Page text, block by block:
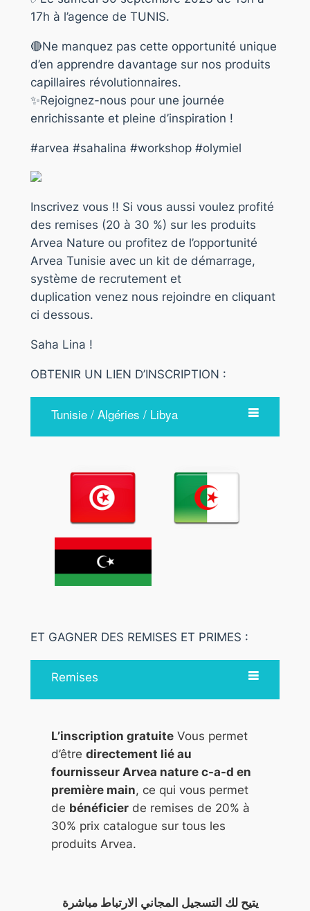
17h à l’agence de TUNIS.
🔴Ne manquez pas cette opportunité unique
d’en apprendre davantage sur nos produits
capillaires révolutionnaires.
✨Rejoignez-nous pour une journée
enrichissante et pleine d’inspiration !
#arvea #sahalina #workshop #olymiel
Inscrivez vous !! Si vous aussi voulez profité
des remises (20 à 30 %) sur les produits
Arvea Nature ou profitez de l’opportunité
Arvea Tunisie avec un kit de démarrage,
système de recrutement et
duplication venez nous rejoindre en cliquant
ci dessous.
Saha Lina !
OBTENIR UN LIEN D’INSCRIPTION :
Tunisie / Algéries / Libya
ET GAGNER DES REMISES ET PRIMES :
Remises
L’inscription gratuiteVous permet
d’être directement lié au
fournisseur Arvea nature c-a-d en
première main, ce qui vous permet
de bénéficierde remises de 20% à
30% prix catalogue sur tous les
produits Arvea.
يتيح لك التسجيل المجاني الارتباط مباشرة